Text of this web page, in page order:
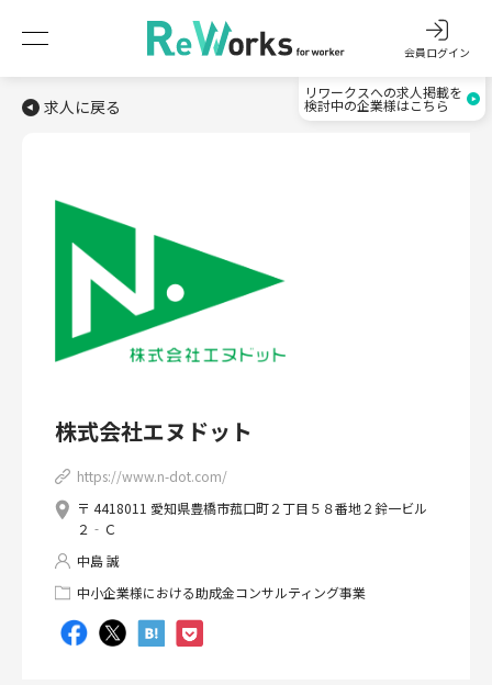
会員ログイン
リワークスへの求人掲載を
検討中の企業様はこちら
求人に戻る
株式会社エヌドット
https://www.n-dot.com/
〒 4418011 愛知県豊橋市菰口町２丁目５８番地２鈴一ビル
２‐Ｃ
中島 誠
中小企業様における助成金コンサルティング事業